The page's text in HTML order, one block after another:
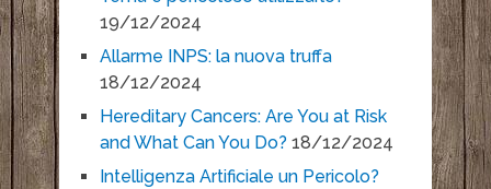
19/12/2024
Allarme INPS: la nuova truffa
18/12/2024
Hereditary Cancers: Are You at Risk
and What Can You Do? 18/12/2024
Intelligenza Artificiale un Pericolo?